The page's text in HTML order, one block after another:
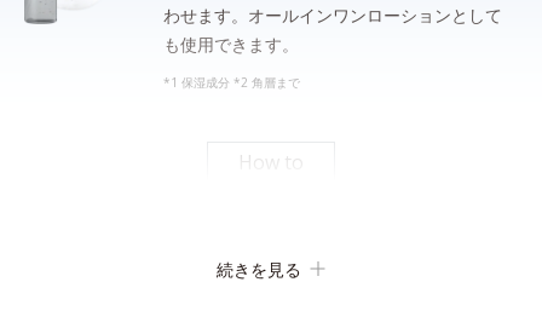
たはぬるま湯でよく泡立ててから洗顔し、その後しっかり洗い流
*シェービングフォームとしてご使用になる場合は、洗面器等の器に適量をとり、水または
わせます。オールインワンローションとして
も使用できます。
*1 保湿成分 *2 角層まで
How to
続きを見る